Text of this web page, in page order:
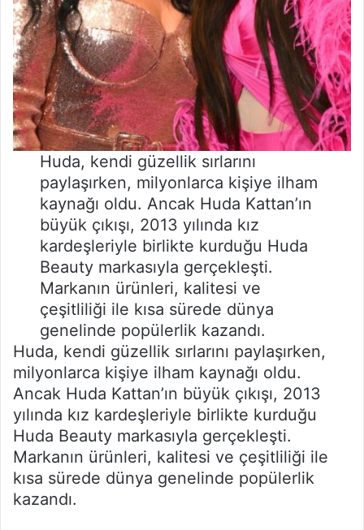
Huda, kendi güzellik sırlarını
paylaşırken, milyonlarca kişiye ilham
kaynağı oldu. Ancak Huda Kattan’ın
büyük çıkışı, 2013 yılında kız
kardeşleriyle birlikte kurduğu Huda
Beauty markasıyla gerçekleşti.
Markanın ürünleri, kalitesi ve
çeşitliliği ile kısa sürede dünya
genelinde popülerlik kazandı.
Huda, kendi güzellik sırlarını paylaşırken,
milyonlarca kişiye ilham kaynağı oldu.
Ancak Huda Kattan’ın büyük çıkışı, 2013
yılında kız kardeşleriyle birlikte kurduğu
Huda Beauty markasıyla gerçekleşti.
Markanın ürünleri, kalitesi ve çeşitliliği ile
kısa sürede dünya genelinde popülerlik
kazandı.